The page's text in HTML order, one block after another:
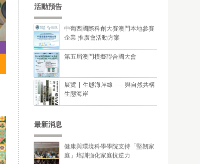
活動預告
中葡西國際科創大賽澳門本地參賽
企業 推廣會活動方案
第五屆澳門模擬聯合國大會
展覽 | 生態海岸線 ── 與自然共構
生態海岸
最新消息
健康與環境科學學院支持「堅韌家
庭」培訓強化家庭抗逆力